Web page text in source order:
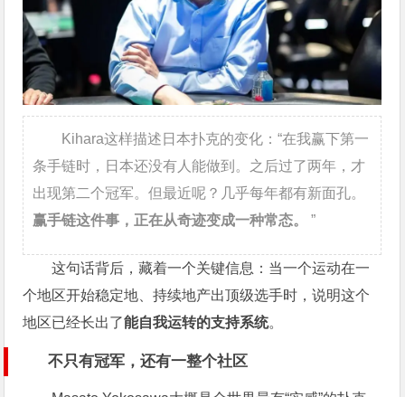
Kihara这样描述日本扑克的变化：“在我赢下第一
条手链时，日本还没有人能做到。之后过了两年，才
出现第二个冠军。但最近呢？几乎每年都有新面孔。
赢手链这件事，正在从奇迹变成一种常态。
”
这句话背后，藏着一个关键信息：当一个运动在一
个地区开始稳定地、持续地产出顶级选手时，说明这个
地区已经长出了能自我运转的支持系统。
不只有冠军，还有一整个社区